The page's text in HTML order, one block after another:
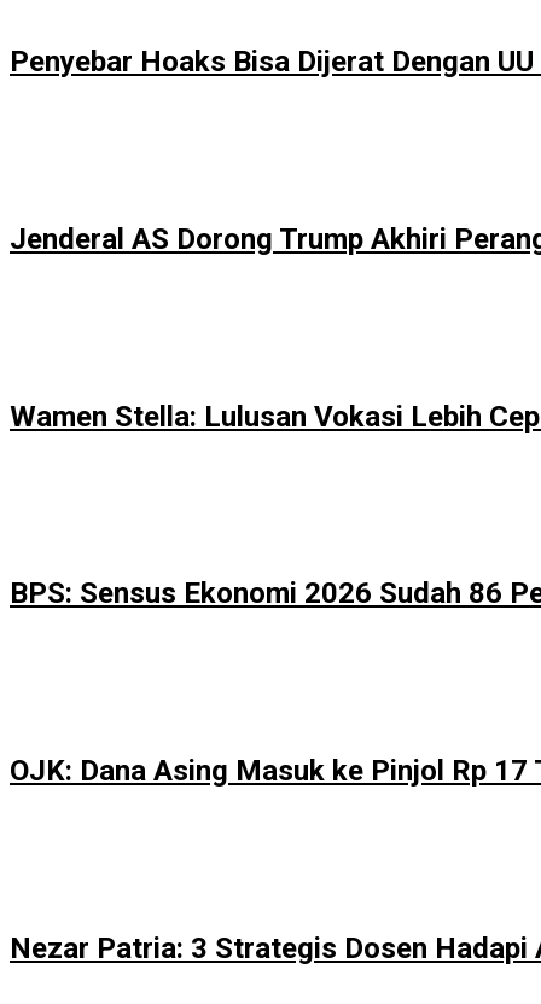
Penyebar Hoaks Bisa Dijerat Dengan
Jenderal AS Dorong Trump Akhiri
Wamen Stella: Lulusan Vokasi Lebih
BPS: Sensus Ekonomi 2026 Sudah 86
OJK: Dana Asing Masuk ke Pinjol Rp 17
Nezar Patria: 3 Strategis Dosen Hadapi